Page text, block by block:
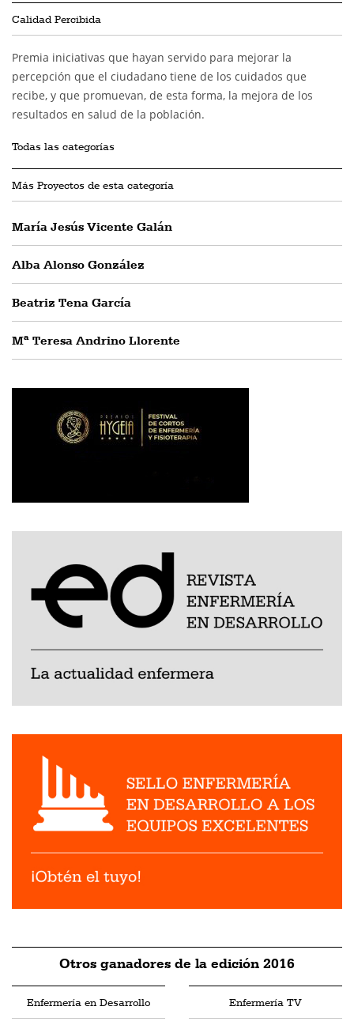
Calidad Percibida
Premia iniciativas que hayan servido para mejorar la
percepción que el ciudadano tiene de los cuidados que
recibe, y que promuevan, de esta forma, la mejora de los
resultados en salud de la población.
Todas las categorías
Más Proyectos de esta categoría
María Jesús Vicente Galán
Alba Alonso González
Beatriz Tena García
Mª Teresa Andrino Llorente
Otros ganadores de la edición 2016
Enfermería en Desarrollo Enfermería TV